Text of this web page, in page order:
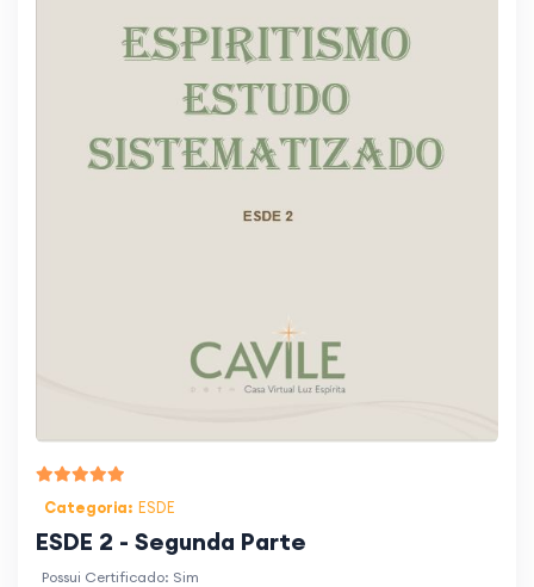
Categoria: ESDE
ESDE 2 - Segunda Parte
Possui Certificado: Sim